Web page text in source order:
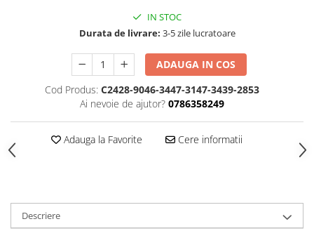
Hartie Copiator
Hartie Creponata
Hartie Foto
Instrumente de scris
Accesorii scriere
Cu stergere
Linere
IN STOC
Durata de livrare: 3-5 zile lucratoare
ADAUGA IN COS
Cod Produs: C2428-9046-3447-3147-3439-2853
Ai nevoie de ajutor? 0786358249
Adauga la Favorite Cere informatii
Descriere